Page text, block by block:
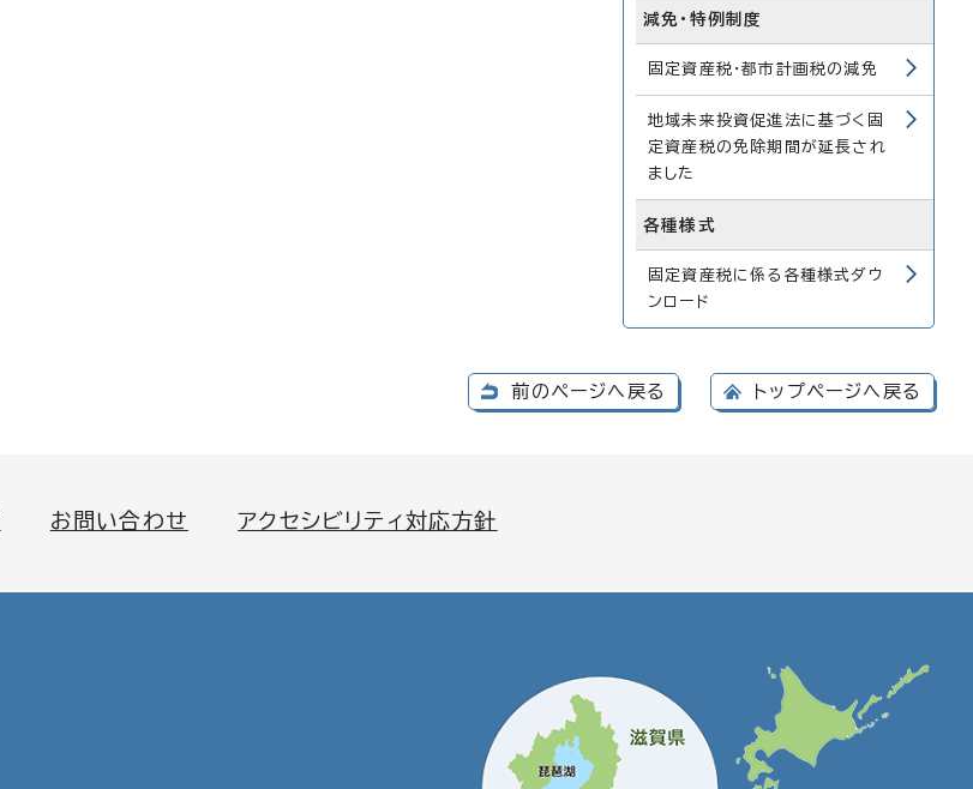
減免・特例制度
固定資産税・都市計画税の減免
地域未来投資促進法に基づく固
定資産税の免除期間が延長され
ました
各種様式
固定資産税に係る各種様式ダウ
ンロード
前のページへ戻る トップページへ戻る
お問い合わせ アクセシビリティ対応方針